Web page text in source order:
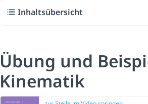
Inhaltsübersicht
Übung und
Kinematik